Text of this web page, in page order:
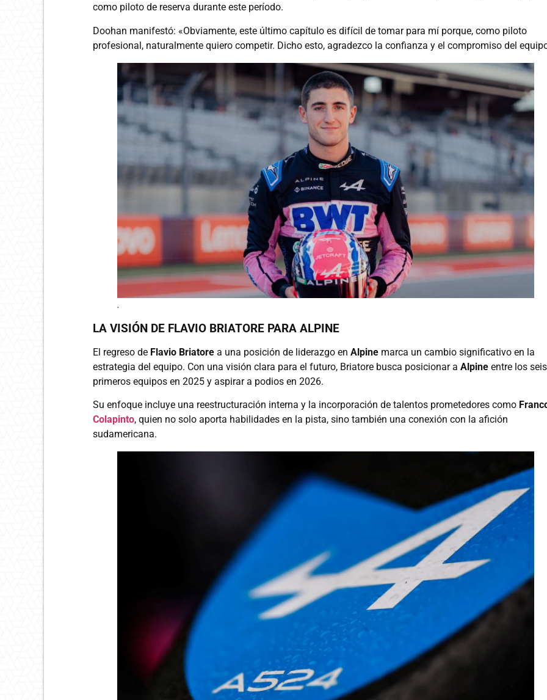
como piloto de reserva durante este período.
Doohan manifestó: «Obviamente, este último capítulo es difícil de tomar para mí porque, como piloto
profesional, naturalmente quiero competir. Dicho esto, agradezco la confianza y el compromiso del
.
LA VISIÓN DE FLAVIO BRIATORE PARA ALPINE
El regreso de Flavio Briatore a una posición de liderazgo en Alpine marca un cambio significativo en la
estrategia del equipo. Con una visión clara para el futuro, Briatore busca posicionar a Alpine entre los seis
primeros equipos en 2025 y aspirar a podios en 2026.
Su enfoque incluye una reestructuración interna y la incorporación de talentos prometedores como
Colapinto, quien no solo aporta habilidades en la pista, sino también una conexión con la afición
sudamericana.